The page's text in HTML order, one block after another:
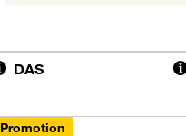
DAS
Promotion